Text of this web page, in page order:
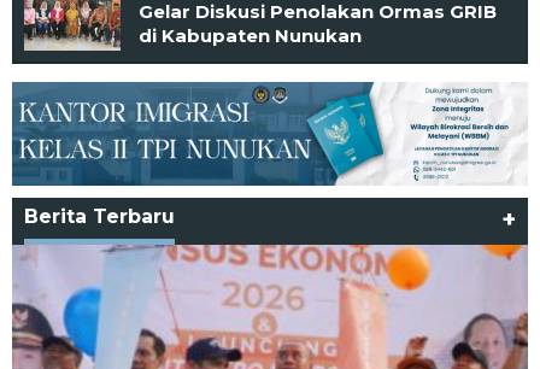
Gelar Diskusi Penolakan Ormas GRIB
di Kabupaten Nunukan
Berita Terbaru +